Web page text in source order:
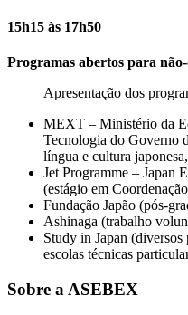
15h15 às 17h50
Programas abertos para não-
Apresentação dos
MEXT – Ministério da
Tecnologia do Governo
língua e cultura
Jet Programme – Japan
(estágio em
Fundação Japão (pós-
Ashinaga (trabalho
Study in Japan (diversos
escolas técnicas
Sobre a ASEBEX